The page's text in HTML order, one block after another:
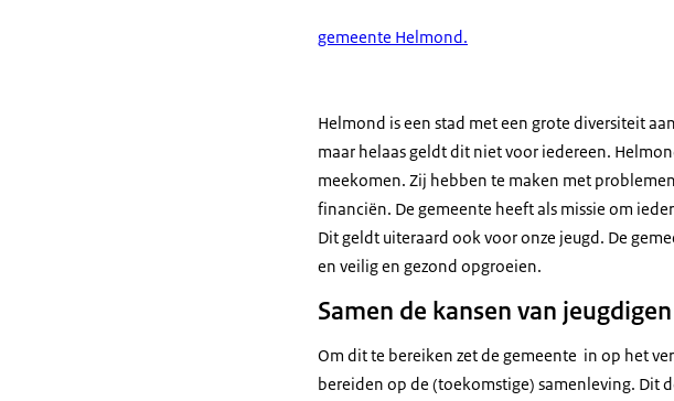
gemeente Helmond.
Helmond is een stad met een grote diversiteit
maar helaas geldt dit niet voor iedereen.
meekomen. Zij hebben te maken met
financiën. De gemeente heeft als missie om
Dit geldt uiteraard ook voor onze jeugd. De
en veilig en gezond opgroeien.
Samen de kansen van
Om dit te bereiken zet de gemeente in op het
bereiden op de (toekomstige) samenleving. Dit